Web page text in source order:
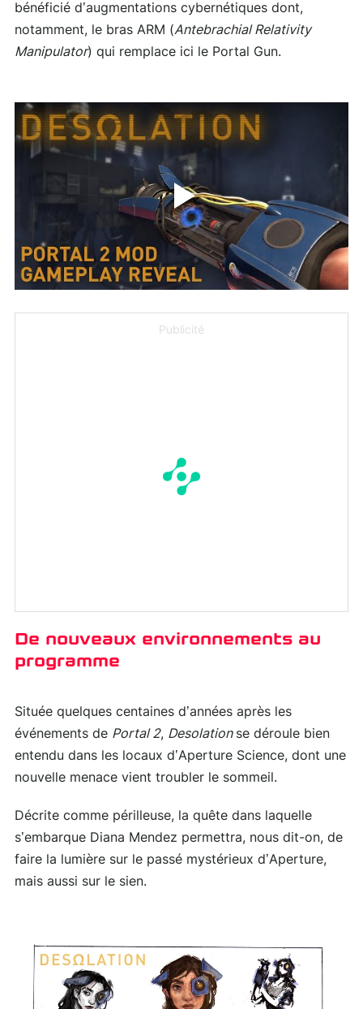
bénéficié d’augmentations cybernétiques dont,
notamment, le bras ARM (Antebrachial Relativity
Manipulator) qui remplace ici le Portal Gun.
Publicité
De nouveaux environnements au
programme
Située quelques centaines d’années après les
événements de Portal 2, Desolation se déroule bien
entendu dans les locaux d’Aperture Science, dont une
nouvelle menace vient troubler le sommeil.
Décrite comme périlleuse, la quête dans laquelle
s’embarque Diana Mendez permettra, nous dit-on, de
faire la lumière sur le passé mystérieux d’Aperture,
mais aussi sur le sien.